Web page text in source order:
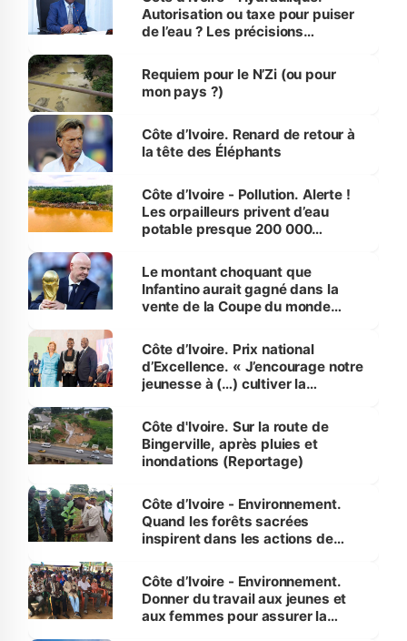
Autorisation ou taxe pour puiser
de l’eau ? Les précisions
Requiem pour le N’Zi (ou pour
mon pays ?)
Côte d’Ivoire. Renard de retour à
la tête des Éléphants
Côte d’Ivoire - Pollution. Alerte !
Les orpailleurs privent d’eau
potable presque 200 000
Le montant choquant que
Infantino aurait gagné dans la
vente de la Coupe du monde
Côte d’Ivoire. Prix national
d’Excellence. « J’encourage notre
jeunesse à (…) cultiver la
(Alassane Ouattara
Côte d'Ivoire. Sur la route de
Bingerville, après pluies et
inondations (Reportage)
Côte d’Ivoire - Environnement.
Quand les forêts sacrées
inspirent dans les actions de
Côte d’Ivoire - Environnement.
Donner du travail aux jeunes et
aux femmes pour assurer la